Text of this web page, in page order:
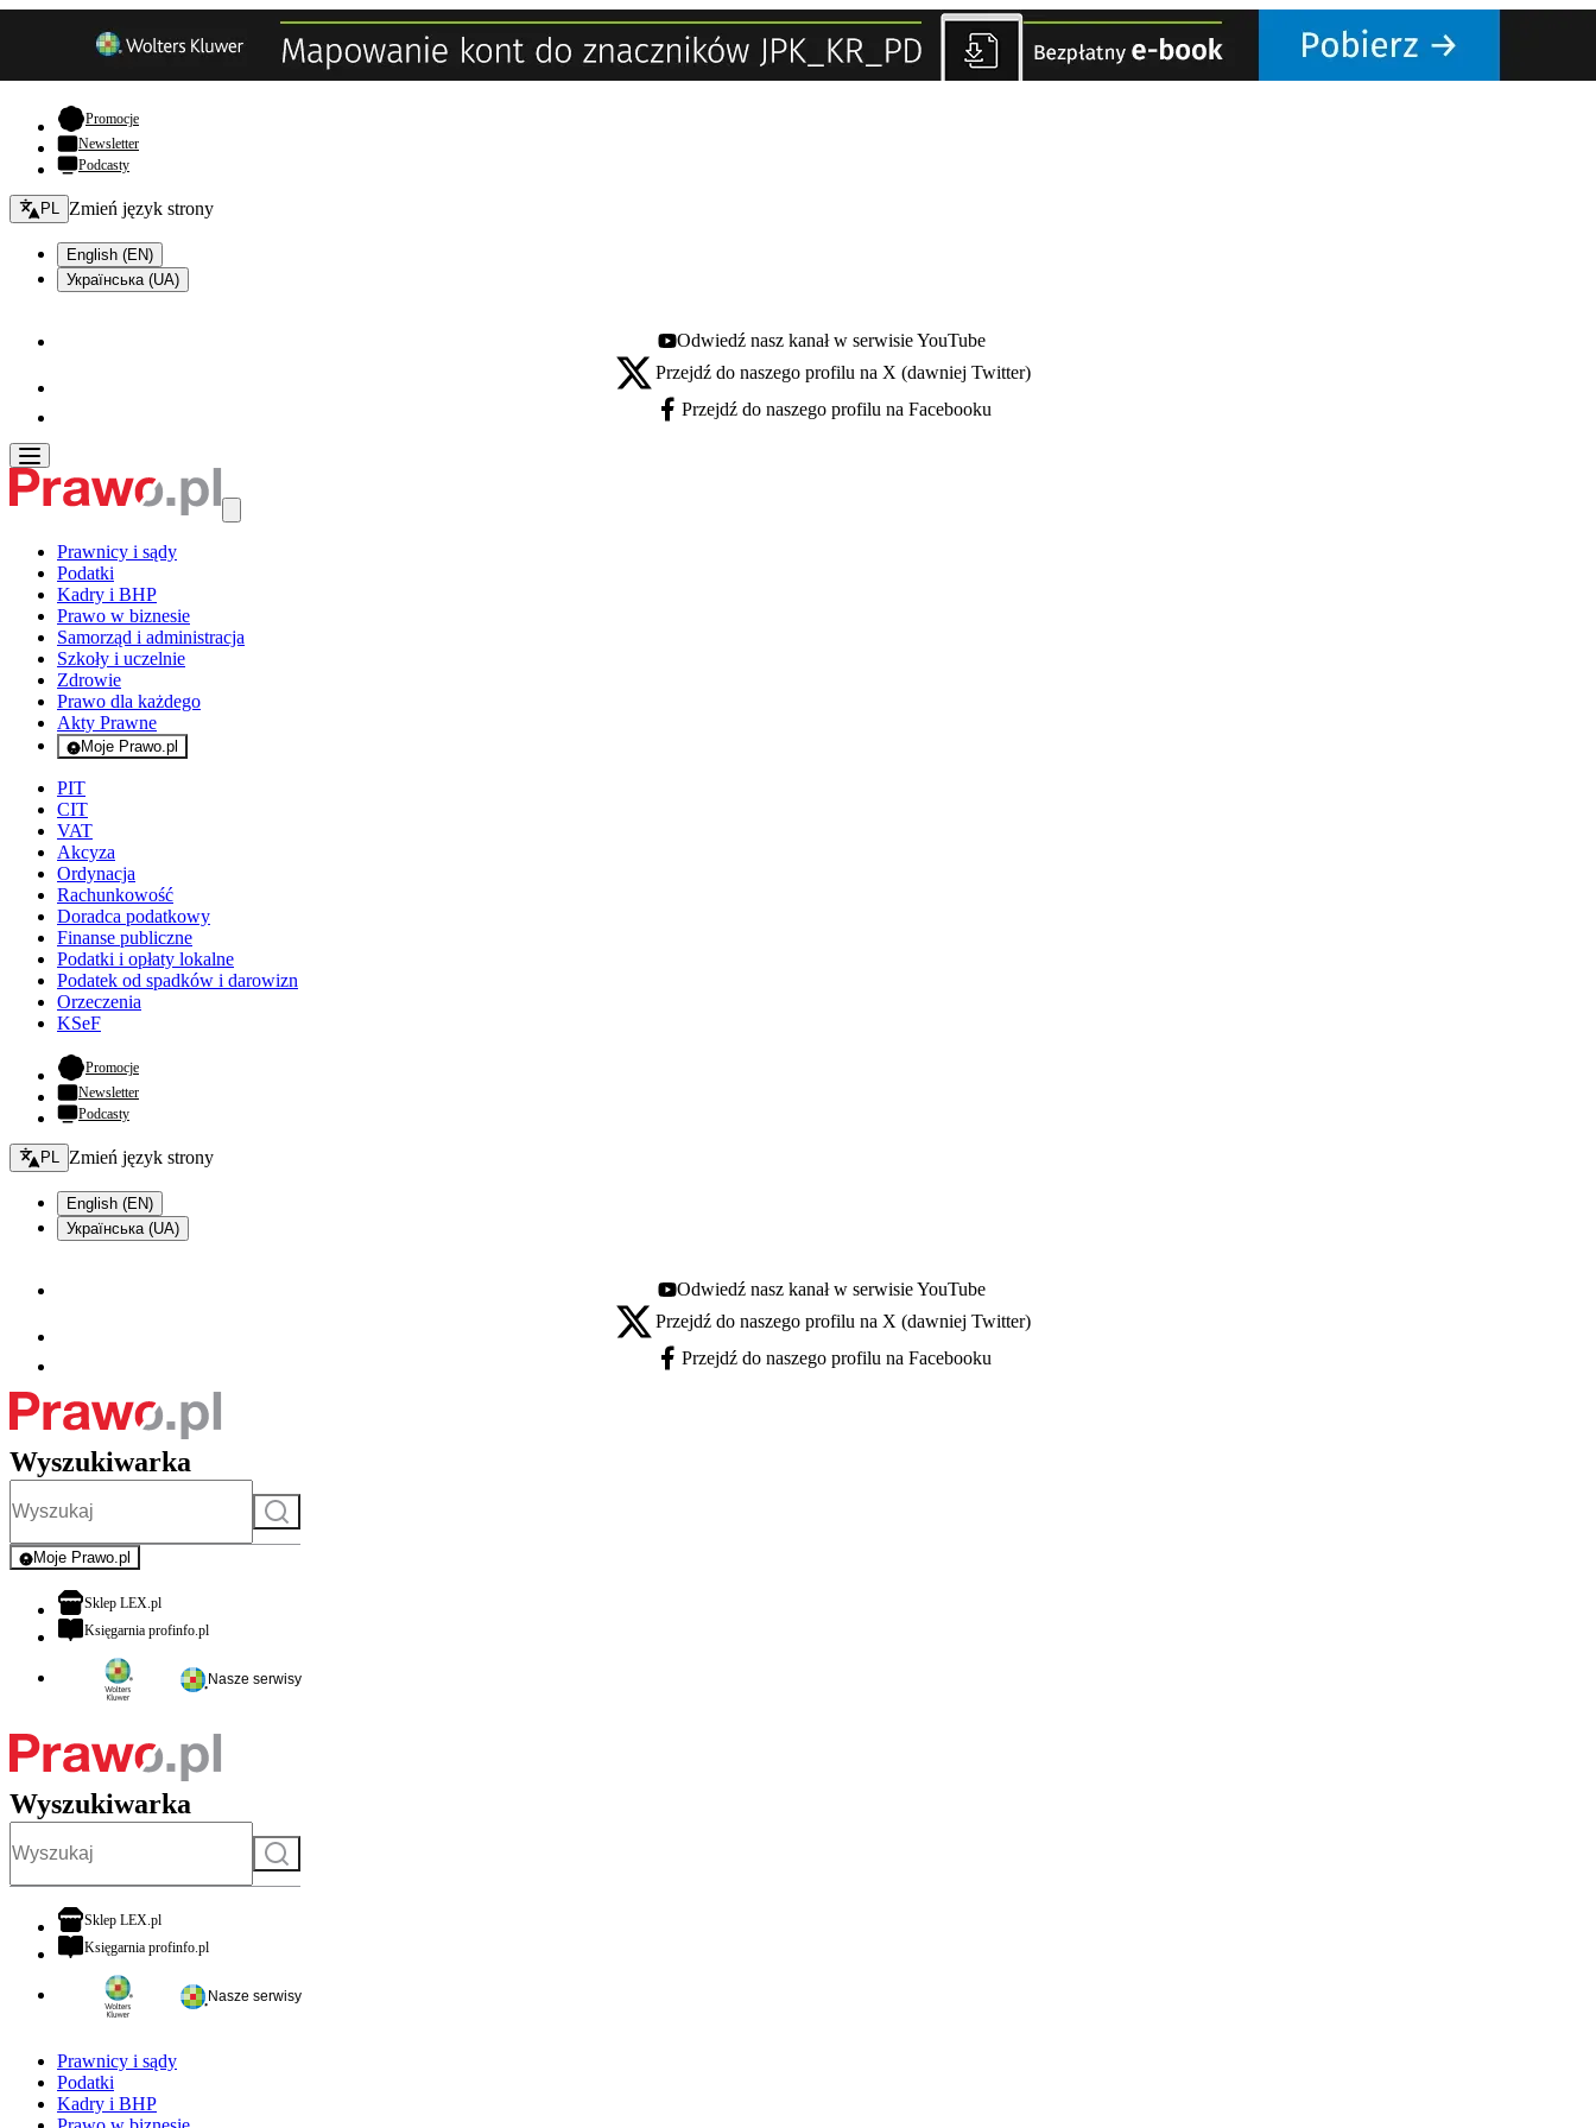
Promocje- otwiera się w nowej karcie
Newsletter
Podcasty
Zmień język - bieżący:
PL Zmień język strony
English (EN)
Українська (UA)
Youtube - otwiera się w nowej karcie
Odwiedź nasz kanał w serwisie YouTube
X - otwiera się w nowej karcie
Przejdź do naszego profilu na X (dawniej Twitter)
Facebook - otwiera się w nowej karcie
Przejdź do naszego profilu na Facebooku
Prawnicy i sądy
Podatki
Kadry i BHP
Prawo w biznesie
Samorząd i administracja
Szkoły i uczelnie
Zdrowie
Prawo dla każdego
Akty Prawne
Moje Prawo.pl
- rejestracja i logowanie do serwisu
PIT
CIT
VAT
Akcyza
Ordynacja
Rachunkowość
Doradca podatkowy
Finanse publiczne
Podatki i opłaty lokalne
Podatek od spadków i darowizn
Orzeczenia
KSeF
Promocje- otwiera się w nowej karcie
Newsletter
Podcasty
Zmień język - bieżący:
PL Zmień język strony
English (EN)
Українська (UA)
Youtube - otwiera się w nowej karcie
Odwiedź nasz kanał w serwisie YouTube
X - otwiera się w nowej karcie
Przejdź do naszego profilu na X (dawniej Twitter)
Facebook - otwiera się w nowej karcie
Przejdź do naszego profilu na Facebooku
Wyszukiwarka
Szukaj
Moje Prawo.pl
- rejestracja i logowanie do serwisu
Sklep LEX.plotwiera się w nowej karcie
Księgarnia profinfo.plotwiera się w nowej karcie
Nasze serwisy
Wyszukiwarka
Szukaj
Sklep LEX.plotwiera się w nowej karcie
Księgarnia profinfo.plotwiera się w nowej karcie
Nasze serwisy
Prawnicy i sądy
Podatki
Kadry i BHP